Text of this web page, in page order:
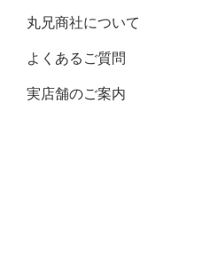
丸兄商社について
よくあるご質問
実店舗のご案内